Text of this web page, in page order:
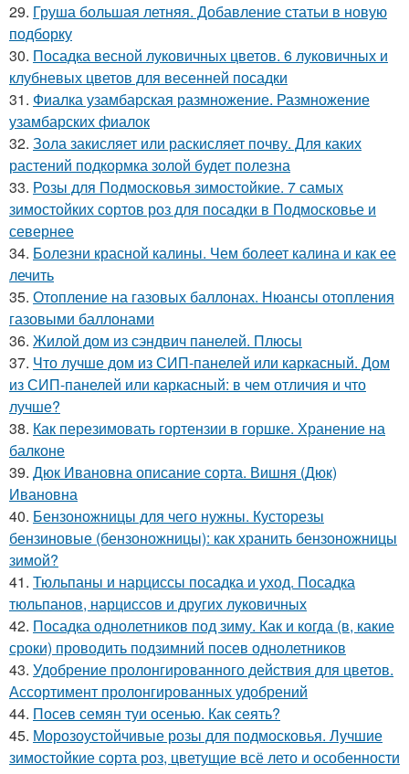
29. Груша большая летняя. Добавление статьи в новую
подборку
30. Посадка весной луковичных цветов. 6 луковичных и
клубневых цветов для весенней посадки
31. Фиалка узамбарская размножение. Размножение
узамбарских фиалок
32. Зола закисляет или раскисляет почву. Для каких
растений подкормка золой будет полезна
33. Розы для Подмосковья зимостойкие. 7 самых
зимостойких сортов роз для посадки в Подмосковье и
севернее
34. Болезни красной калины. Чем болеет калина и как ее
лечить
35. Отопление на газовых баллонах. Нюансы отопления
газовыми баллонами
36. Жилой дом из сэндвич панелей. Плюсы
37. Что лучше дом из СИП-панелей или каркасный. Дом
из СИП-панелей или каркасный: в чем отличия и что
лучше?
38. Как перезимовать гортензии в горшке. Хранение на
балконе
39. Дюк Ивановна описание сорта. Вишня (Дюк)
Ивановна
40. Бензоножницы для чего нужны. Кусторезы
бензиновые (бензоножницы): как хранить бензоножницы
зимой?
41. Тюльпаны и нарциссы посадка и уход. Посадка
тюльпанов, нарциссов и других луковичных
42. Посадка однолетников под зиму. Как и когда (в, какие
сроки) проводить подзимний посев однолетников
43. Удобрение пролонгированного действия для цветов.
Ассортимент пролонгированных удобрений
44. Посев семян туи осенью. Как сеять?
45. Морозоустойчивые розы для подмосковья. Лучшие
зимостойкие сорта роз, цветущие всё лето и особенности